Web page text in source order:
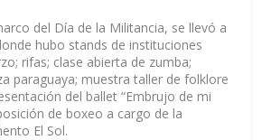
del Día de la Militancia, se llevó a
hubo stands de instituciones
rifas; clase abierta de zumba;
paraguaya; muestra taller de folklore
del ballet “Embrujo de mi
de boxeo a cargo de la
El Sol.